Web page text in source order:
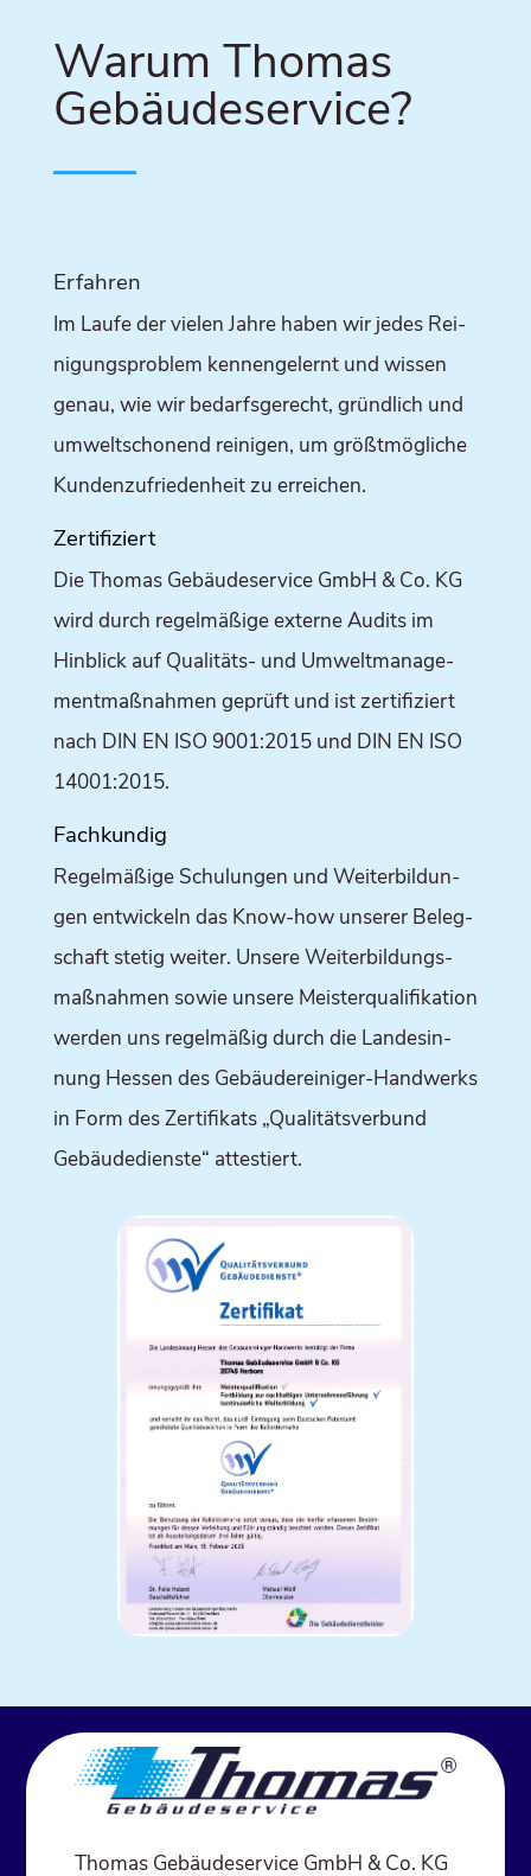
War­um Tho­mas
Gebäudeservice?
Erfah­ren
Im Lau­fe der vie­len Jah­re haben wir jedes Rei­
ni­gungs­pro­blem ken­nen­ge­lernt und wis­sen
genau, wie wir bedarfs­ge­recht, gründ­lich und
umwelt­scho­nend rei­ni­gen, um größt­mög­li­che
Kun­den­zu­frie­den­heit zu erreichen.
Zer­ti­fi­ziert
Die Tho­mas Gebäu­de­ser­vice GmbH & Co. KG
wird durch regel­mä­ßi­ge exter­ne Audits im
Hin­blick auf Qua­li­täts- und Umwelt­ma­nage­
ment­maß­nah­men geprüft und ist zer­ti­fi­ziert
nach DIN EN ISO 9001:2015 und DIN EN ISO
14001:2015.
Fach­kun­dig
Regel­mä­ßi­ge Schu­lun­gen und Wei­ter­bil­dun­
gen ent­wi­ckeln das Know-how unse­rer Beleg­
schaft ste­tig wei­ter. Unse­re Wei­ter­bil­dungs­
maß­nah­men sowie unse­re Meis­ter­qua­li­fi­ka­ti­on
wer­den uns regel­mä­ßig durch die Lan­des­in­
nung Hes­sen des Gebäu­de­rei­ni­ger-Hand­werks
in Form des Zer­ti­fi­kats „Qua­li­täts­ver­bund
Gebäu­de­diens­te“ attestiert.
Thomas Gebäudeservice GmbH & Co. KG